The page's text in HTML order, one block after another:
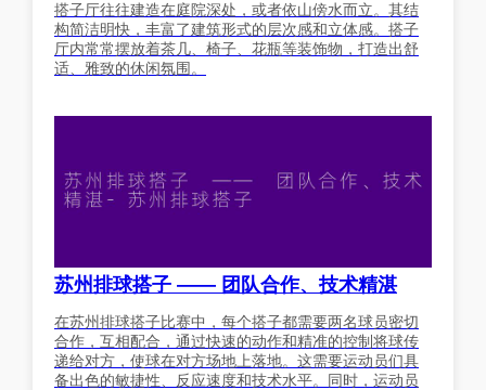
搭子厅往往建造在庭院深处，或者依山傍水而立。其结
构简洁明快，丰富了建筑形式的层次感和立体感。搭子
厅内常常摆放着茶几、椅子、花瓶等装饰物，打造出舒
适、雅致的休闲氛围。
苏州排球搭子 —— 团队合作、技术精湛
在苏州排球搭子比赛中，每个搭子都需要两名球员密切
合作，互相配合，通过快速的动作和精准的控制将球传
递给对方，使球在对方场地上落地。这需要运动员们具
备出色的敏捷性、反应速度和技术水平。同时，运动员